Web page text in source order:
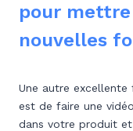
pour
nouvelles
Une autre excellente
est de faire une
dans votre produit